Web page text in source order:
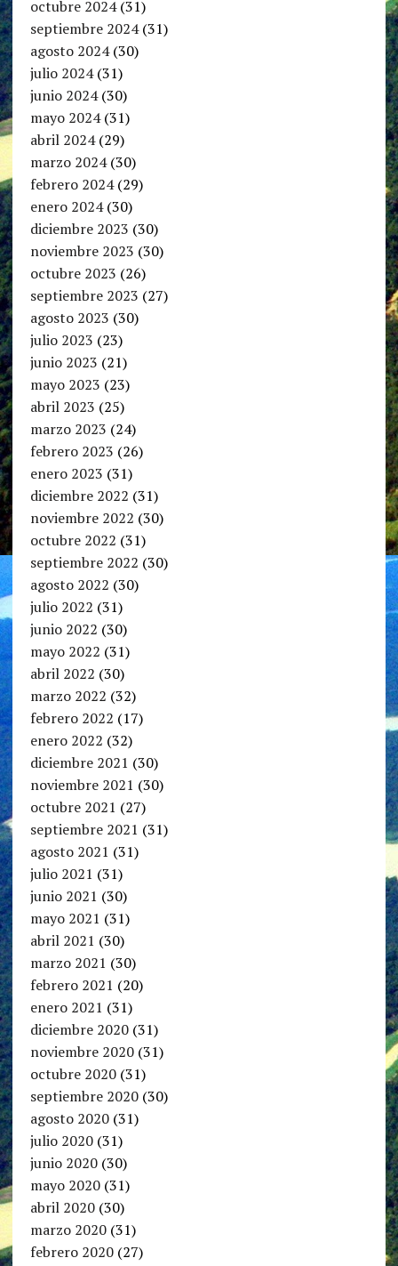
octubre 2024(31)
septiembre 2024(31)
agosto 2024(30)
julio 2024(31)
junio 2024(30)
mayo 2024(31)
abril 2024(29)
marzo 2024(30)
febrero 2024(29)
enero 2024(30)
diciembre 2023 (30)
noviembre 2023 (30)
octubre 2023 (26)
septiembre 2023 (27)
agosto 2023 (30)
julio 2023 (23)
junio 2023 (21)
mayo 2023 (23)
abril 2023 (25)
marzo 2023 (24)
febrero 2023 (26)
enero 2023 (31)
diciembre 2022 (31)
noviembre 2022 (30)
octubre 2022 (31)
septiembre 2022 (30)
agosto 2022 (30)
julio 2022 (31)
junio 2022 (30)
mayo 2022 (31)
abril 2022 (30)
marzo 2022 (32)
febrero 2022 (17)
enero 2022 (32)
diciembre 2021 (30)
noviembre 2021 (30)
octubre 2021 (27)
septiembre 2021 (31)
agosto 2021 (31)
julio 2021 (31)
junio 2021 (30)
mayo 2021 (31)
abril 2021 (30)
marzo 2021 (30)
febrero 2021 (20)
enero 2021 (31)
diciembre 2020(31)
noviembre 2020(31)
octubre 2020(31)
septiembre 2020(30)
agosto 2020(31)
julio 2020(31)
junio 2020(30)
mayo 2020(31)
abril 2020(30)
marzo 2020(31)
febrero 2020(27)